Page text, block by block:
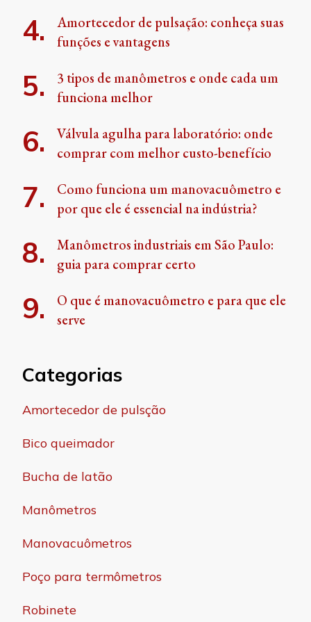
Amortecedor de pulsação: conheça suas
funções e vantagens
3 tipos de manômetros e onde cada um
funciona melhor
Válvula agulha para laboratório: onde
comprar com melhor custo-benefício
Como funciona um manovacuômetro e
por que ele é essencial na indústria?
Manômetros industriais em São Paulo:
guia para comprar certo
O que é manovacuômetro e para que ele
serve
Categorias
Amortecedor de pulsção
Bico queimador
Bucha de latão
Manômetros
Manovacuômetros
Poço para termômetros
Robinete